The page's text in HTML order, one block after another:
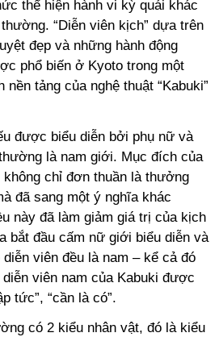
thể hiện hành vi kỳ quái khác
“Diễn viên kịch” dựa trên
đẹp và những hành động
phổ biến ở Kyoto trong một
tảng của nghệ thuật “Kabuki”
được biểu diễn bởi phụ nữ và
là nam giới. Mục đích của
chỉ đơn thuần là thưởng
đã sang một ý nghĩa khác
này đã làm giảm giá trị của kịch
bắt đầu cấm nữ giới biểu diễn và
viên đều là nam – kể cả đó
viên nam của Kabuki được
tức”, “cần là có”.
có 2 kiểu nhân vật, đó là kiểu